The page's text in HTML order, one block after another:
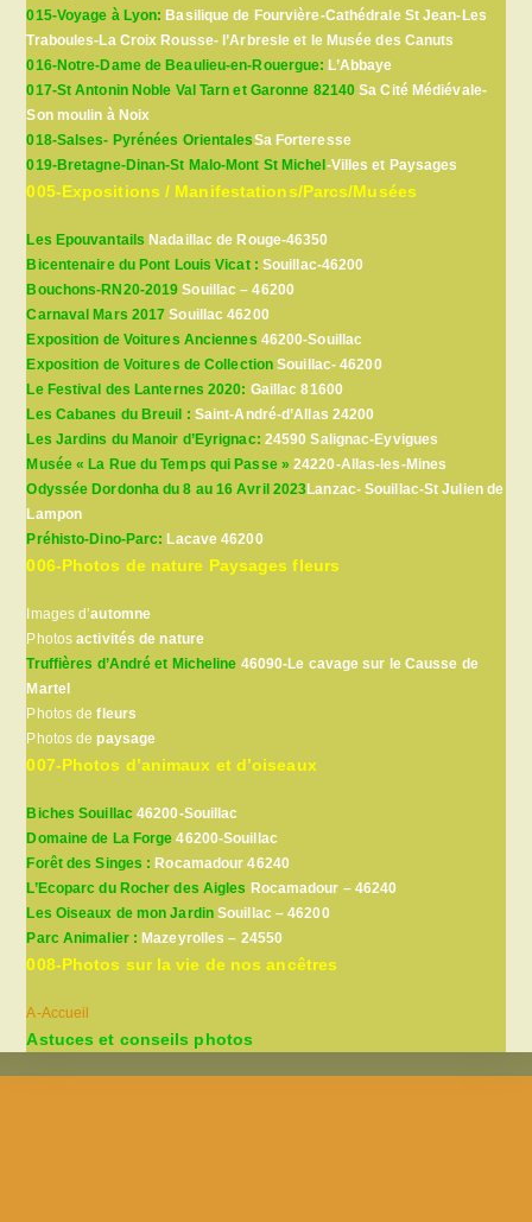
015-Voyage à Lyon: Basilique de Fourvière-Cathédrale St Jean-Les
Traboules-La Croix Rousse- l’Arbresle et le Musée des Canuts
016-Notre-Dame de Beaulieu-en-Rouergue:L’Abbaye
017-St Antonin Noble Val Tarn et Garonne 82140 Sa Cité Médiévale-
Son moulin à Noix
018-Salses- Pyrénées OrientalesSa Forteresse
019-Bretagne-Dinan-St Malo-Mont St Michel-Villes et Paysages
005-Expositions / Manifestations/Parcs/Musées
Les Epouvantails Nadaillac de Rouge-46350
Bicentenaire du Pont Louis Vicat : Souillac-46200
Bouchons-RN20-2019Souillac – 46200
Carnaval Mars 2017 Souillac 46200
Exposition de Voitures Anciennes 46200-Souillac
Exposition de Voitures de Collection Souillac- 46200
Le Festival des Lanternes 2020: Gaillac 81600
Les Cabanes du Breuil : Saint-André-d’Allas 24200
Les Jardins du Manoir d’Eyrignac: 24590 Salignac-Eyvigues
Musée « La Rue du Temps qui Passe » 24220-Allas-les-Mines
Odyssée Dordonha du 8 au 16 Avril 2023Lanzac- Souillac-St Julien de
Lampon
Préhisto-Dino-Parc:Lacave 46200
006-Photos de nature Paysages fleurs
Images d’automne
Photosactivités de nature
Truffières d’André et Micheline 46090-Le cavage sur le Causse de
Martel
Photos defleurs
Photos depaysage
007-Photos d’animaux et d’oiseaux
Biches Souillac46200-Souillac
Domaine de La Forge 46200-Souillac
Forêt des Singes :Rocamadour 46240
L’Ecoparc du Rocher des Aigles Rocamadour – 46240
Les Oiseaux de mon JardinSouillac – 46200
Parc Animalier : Mazeyrolles – 24550
008-Photos sur la vie de nos ancêtres
A-Accueil
Astuces et conseils photos